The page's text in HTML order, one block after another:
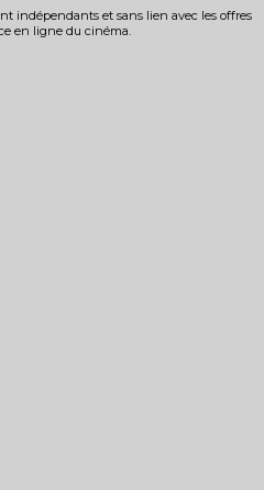
indépendants et sans lien avec les offres
en ligne du cinéma.